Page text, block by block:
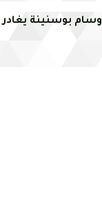
وسام بوسنينة